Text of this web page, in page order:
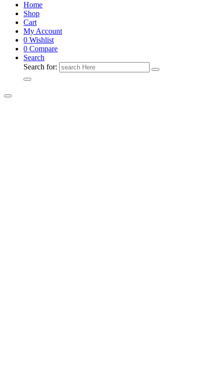
Home
Shop
Cart
My Account
0 Wishlist
0 Compare
Search
Search for: